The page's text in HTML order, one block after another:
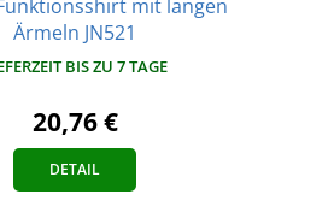
mit langen
Ärmeln JN521
BIS ZU 7 TAGE
20,76 €
DETAIL